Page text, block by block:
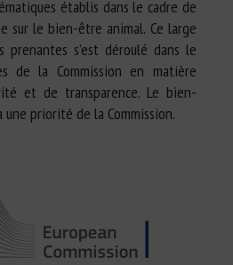
établis dans le cadre de
sur le bien-être animal. Ce large
prenantes s’est déroulé dans le
de la Commission en matière
et de transparence. Le bien-
priorité de la Commission.